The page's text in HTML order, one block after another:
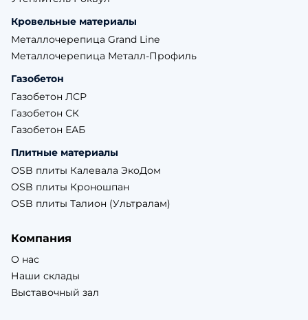
Кровельные материалы
Металлочерепица Grand Line
Металлочерепица Металл-Профиль
Газобетон
Газобетон ЛСР
Газобетон СК
Газобетон ЕАБ
Плитные материалы
OSB плиты Калевала ЭкоДом
OSB плиты Кроношпан
OSB плиты Талион (Ультралам)
Компания
О нас
Наши склады
Выставочный зал